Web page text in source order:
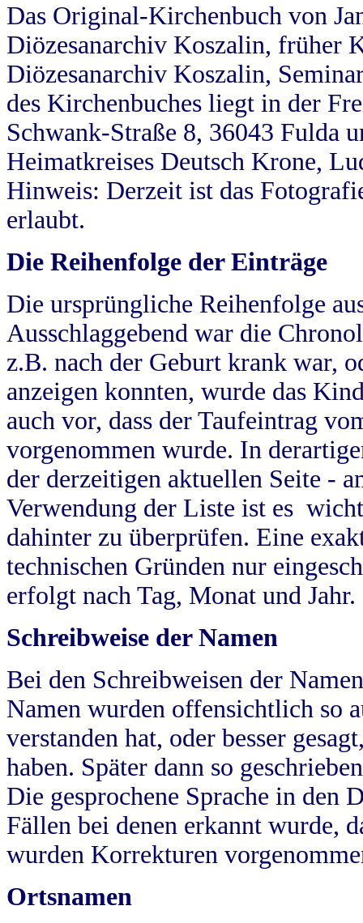
Das Original-Kirchenbuch von
Diözesanarchiv Koszalin, früher
Diözesanarchiv Koszalin,
des Kirchenbuches liegt in der
Schwank-Straße 8, 36043 Fulda
Heimatkreises Deutsch Krone,
Hinweis: Derzeit ist das
erlaubt.
Die Reihenfolge der Einträge
Die ursprüngliche Reihenfolge
Ausschlaggebend war die
z.B. nach der Geburt krank war,
anzeigen konnten, wurde das
auch vor, dass der Taufeintrag
vorgenommen wurde. In
der derzeitigen aktuellen Seite -
Verwendung der Liste ist es
dahinter zu überprüfen. Eine
technischen Gründen nur
erfolgt nach Tag, Monat und Jahr.
Schreibweise der Namen
Bei den Schreibweisen der
Namen wurden offensichtlich so
verstanden hat, oder besser
haben. Später dann so
Die gesprochene Sprache in
Fällen bei denen erkannt wurde,
wurden Korrekturen
Ortsnamen